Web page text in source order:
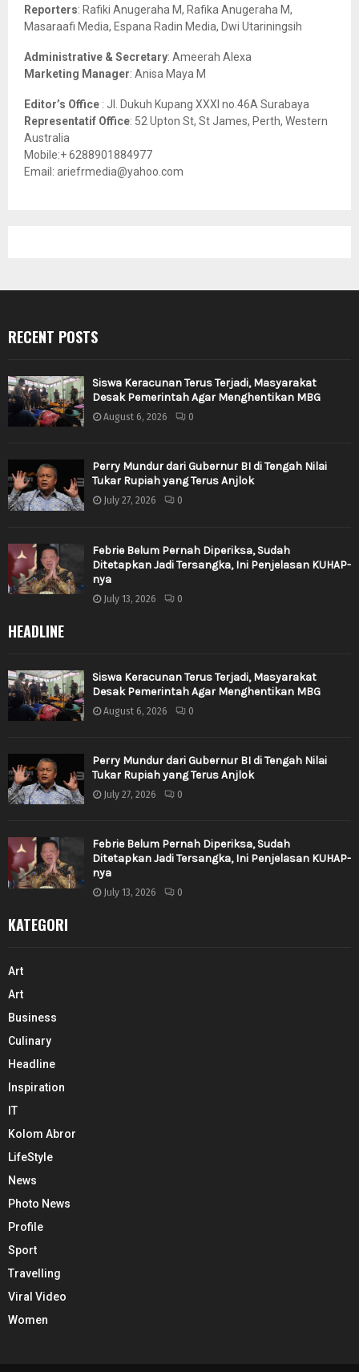
Reporters: Rafiki Anugeraha M, Rafika Anugeraha M,
Masaraafi Media, Espana Radin Media, Dwi Utariningsih
Administrative & Secretary: Ameerah Alexa
Marketing Manager: Anisa Maya M
Editor’s Office : Jl. Dukuh Kupang XXXI no.46A Surabaya
Representatif Office: 52 Upton St, St James, Perth, Western
Australia
Mobile:+ 6288901884977
Email: ariefrmedia@yahoo.com
RECENT POSTS
Siswa Keracunan Terus Terjadi, Masyarakat
Desak Pemerintah Agar Menghentikan MBG
August 6, 2026 0
Perry Mundur dari Gubernur BI di Tengah Nilai
Tukar Rupiah yang Terus Anjlok
July 27, 2026 0
Febrie Belum Pernah Diperiksa, Sudah
Ditetapkan Jadi Tersangka, Ini Penjelasan KUHAP-
nya
July 13, 2026 0
HEADLINE
Siswa Keracunan Terus Terjadi, Masyarakat
Desak Pemerintah Agar Menghentikan MBG
August 6, 2026 0
Perry Mundur dari Gubernur BI di Tengah Nilai
Tukar Rupiah yang Terus Anjlok
July 27, 2026 0
Febrie Belum Pernah Diperiksa, Sudah
Ditetapkan Jadi Tersangka, Ini Penjelasan KUHAP-
nya
July 13, 2026 0
KATEGORI
Art
Art
Business
Culinary
Headline
Inspiration
IT
Kolom Abror
LifeStyle
News
Photo News
Profile
Sport
Travelling
Viral Video
Women